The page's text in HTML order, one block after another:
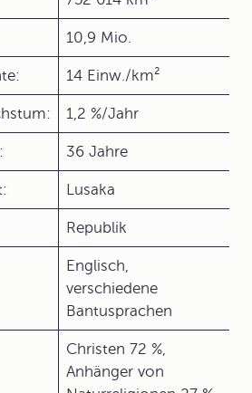
10,9 Mio.
14 Einw./km²
1,2 %/Jahr
36 Jahre
Lusaka
Republik
Englisch,
verschiedene
Bantusprachen
Christen 72 %,
Anhänger von